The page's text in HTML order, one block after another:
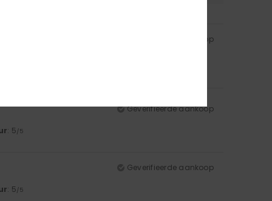
Geverifieerde aankoop
Geverifieerde aankoop
: 5/5
Geverifieerde aankoop
: 5/5